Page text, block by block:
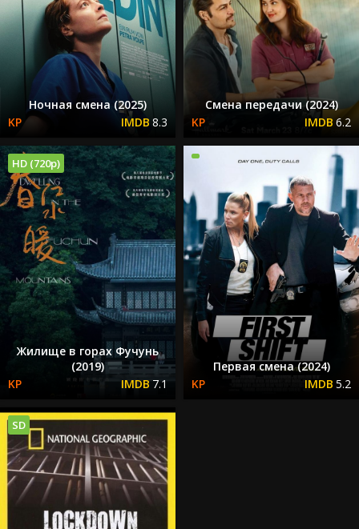
Ночная смена (2025)
8.3
Смена передачи (2024)
6.2
HD (720p)
Жилище в горах Фучунь
(2019)
7.1
Первая смена (2024)
5.2
SD